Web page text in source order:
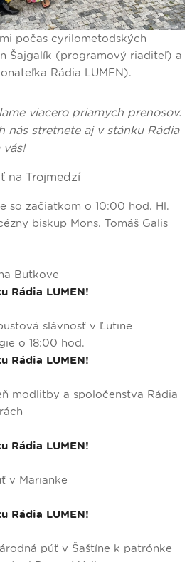
počas cyrilometodských
Šajgalík (programový riaditeľ) a
Rádia LUMEN).
viacero priamych prenosov.
nás stretnete aj v stánku Rádia
vás!
na Trojmedzí
so začiatkom o 10:00 hod. Hl.
biskup Mons. Tomáš Galis
Butkove
Rádia LUMEN!
slávnosť v Ľutine
o 18:00 hod.
Rádia LUMEN!
modlitby a spoločenstva Rádia
Rádia LUMEN!
v Marianke
Rádia LUMEN!
púť v Šaštíne k patrónke